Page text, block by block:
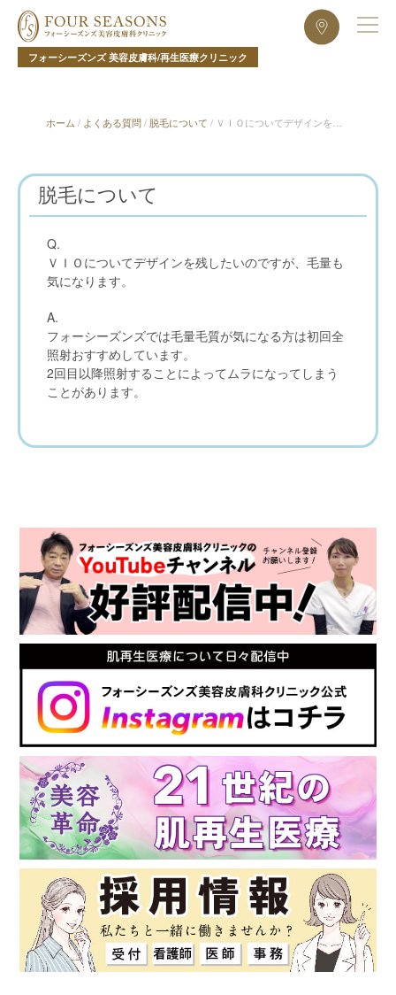
フォーシーズンズ 美容皮膚科/再生医療クリニック
ホーム / よくある質問/ 脱毛について / ＶＩＯについてデザインを残
脱毛について
Q.
ＶＩＯについてデザインを残したいのですが、毛量も
気になります。
A.
フォーシーズンズでは毛量毛質が気になる方は初回全
照射おすすめしています。
2回目以降照射することによってムラになってしまう
ことがあります。